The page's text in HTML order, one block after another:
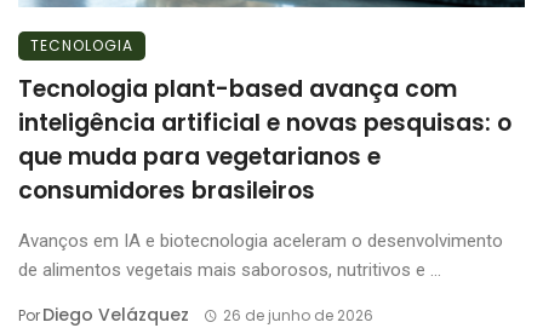
TECNOLOGIA
Tecnologia plant-based avança com
inteligência artificial e novas pesquisas: o
que muda para vegetarianos e
consumidores brasileiros
Avanços em IA e biotecnologia aceleram o desenvolvimento
de alimentos vegetais mais saborosos, nutritivos e ...
PorDiego Velázquez 26 de junho de 2026